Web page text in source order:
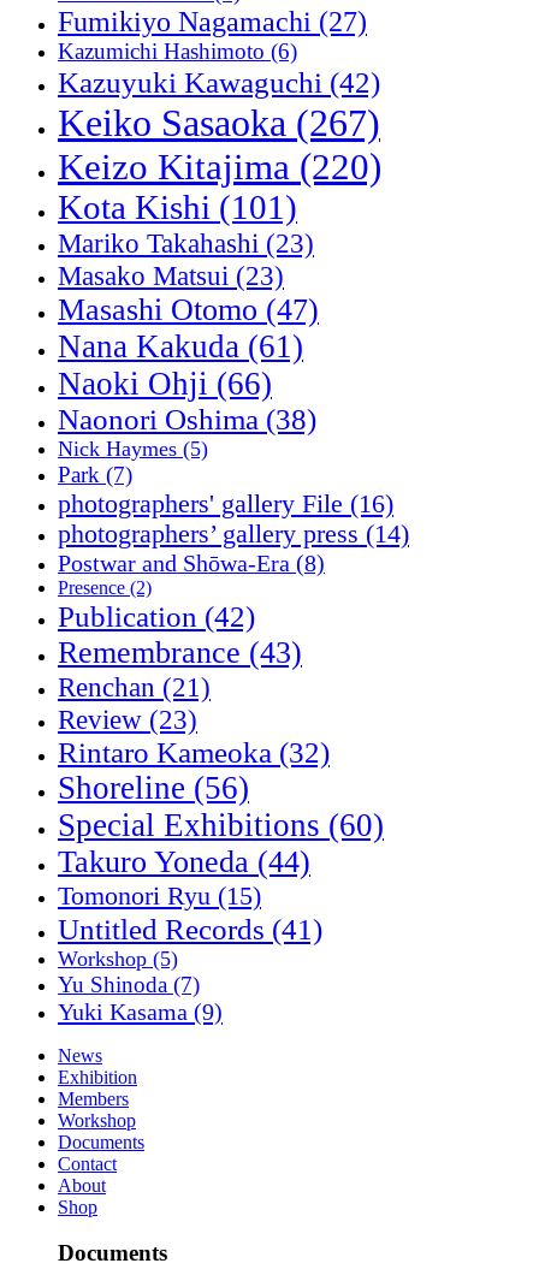
Fumikiyo Nagamachi (27)
Kazumichi Hashimoto (6)
Kazuyuki Kawaguchi (42)
Keiko Sasaoka (267)
Keizo Kitajima (220)
Kota Kishi (101)
Mariko Takahashi (23)
Masako Matsui (23)
Masashi Otomo (47)
Nana Kakuda (61)
Naoki Ohji (66)
Naonori Oshima (38)
Nick Haymes (5)
Park (7)
photographers' gallery File (16)
photographers’ gallery press (14)
Postwar and Shōwa-Era (8)
Presence (2)
Publication (42)
Remembrance (43)
Renchan (21)
Review (23)
Rintaro Kameoka (32)
Shoreline (56)
Special Exhibitions (60)
Takuro Yoneda (44)
Tomonori Ryu (15)
Untitled Records (41)
Workshop (5)
Yu Shinoda (7)
Yuki Kasama (9)
News
Exhibition
Members
Workshop
Documents
Contact
About
Shop
Documents